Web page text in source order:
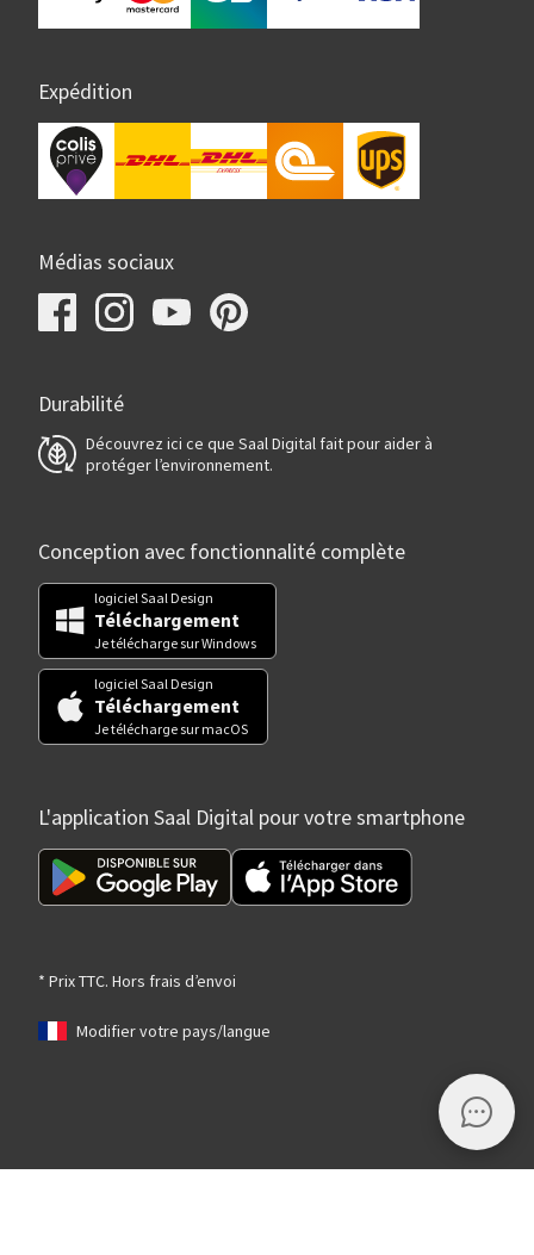
Expédition
Médias sociaux
Durabilité
Découvrez ici ce que Saal Digital fait pour aider à
protéger l’environnement.
Conception avec fonctionnalité complète
logiciel Saal Design
Téléchargement
Je télécharge sur Windows
logiciel Saal Design
Téléchargement
Je télécharge sur macOS
L'application Saal Digital pour votre smartphone
* Prix TTC. Hors frais d’envoi
Modifier votre pays/langue